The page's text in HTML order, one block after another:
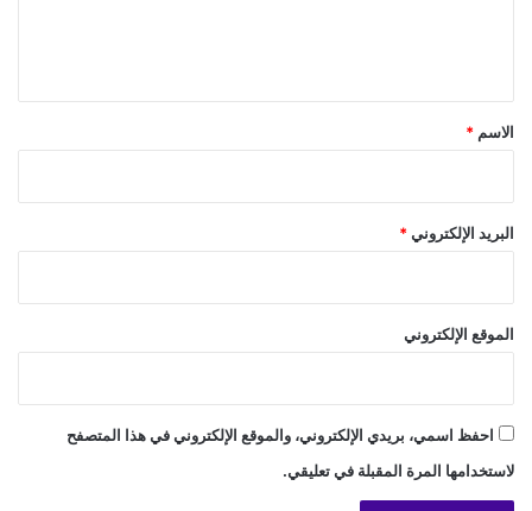
*
الاسم *
البريد الإلكتروني *
الموقع الإلكتروني
احفظ اسمي، بريدي الإلكتروني، والموقع الإلكتروني في هذا المتصفح
لاستخدامها المرة المقبلة في تعليقي.